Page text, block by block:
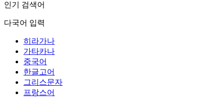
인기 검색어
다국어 입력
히라가나
가타카나
중국어
한글고어
그리스문자
프랑스어